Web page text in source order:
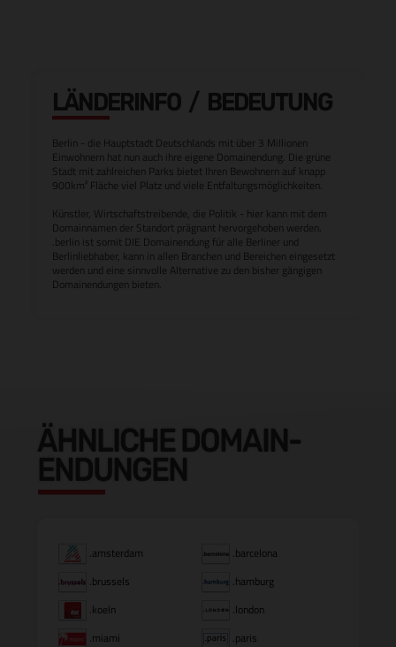
LÄNDERINFO / BEDEUTUNG
Berlin - die Hauptstadt Deutschlands mit über 3 Millionen
Einwohnern hat nun auch ihre eigene Domainendung. Die grüne
Stadt mit zahlreichen Parks bietet Ihren Bewohnern auf knapp
900km² Fläche viel Platz und viele Entfaltungsmöglichkeiten.
Künstler, Wirtschaftstreibende, die Politik - hier kann mit dem
Domainnamen der Standort prägnant hervorgehoben werden.
.berlin ist somit DIE Domainendung für alle Berliner und
Berlinliebhaber, kann in allen Branchen und Bereichen eingesetzt
werden und eine sinnvolle Alternative zu den bisher gängigen
Domainendungen bieten.
ÄHNLICHE DOMAIN-
ENDUNGEN
.amsterdam
.barcelona
.brussels
.hamburg
.koeln
.london
.miami
.paris